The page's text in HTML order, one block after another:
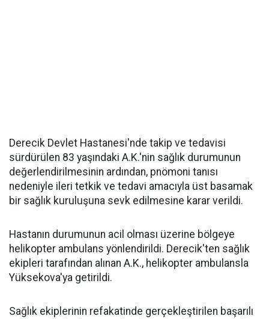
Derecik Devlet Hastanesi'nde takip ve tedavisi
sürdürülen 83 yaşındaki A.K.'nin sağlık durumunun
değerlendirilmesinin ardından, pnömoni tanısı
nedeniyle ileri tetkik ve tedavi amacıyla üst basamak
bir sağlık kuruluşuna sevk edilmesine karar verildi.
Hastanın durumunun acil olması üzerine bölgeye
helikopter ambulans yönlendirildi. Derecik'ten sağlık
ekipleri tarafından alınan A.K., helikopter ambulansla
Yüksekova'ya getirildi.
Sağlık ekiplerinin refakatinde gerçekleştirilen başarılı